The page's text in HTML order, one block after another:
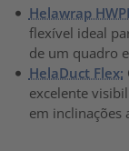
Helawrap
flexível ideal
de um quadro
HelaDuct Flex:
excelente
em inclinações